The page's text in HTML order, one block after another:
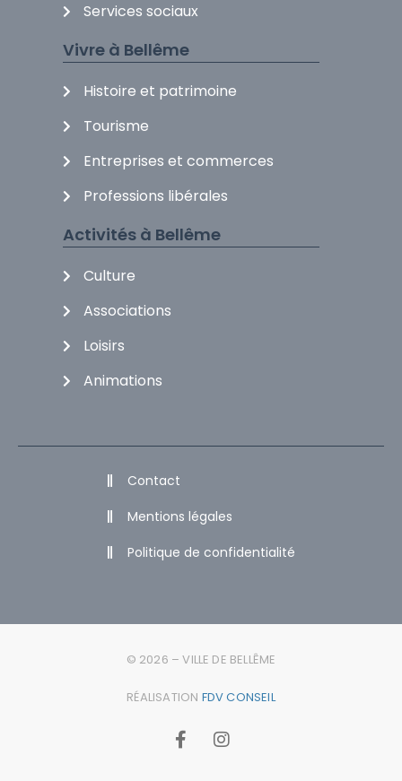
Services sociaux
Vivre à Bellême
Histoire et patrimoine
Tourisme
Entreprises et commerces
Professions libérales
Activités à Bellême
Culture
Associations
Loisirs
Animations
Contact
Mentions légales
Politique de confidentialité
© 2026 – VILLE DE BELLÊME
RÉALISATION FDV CONSEIL